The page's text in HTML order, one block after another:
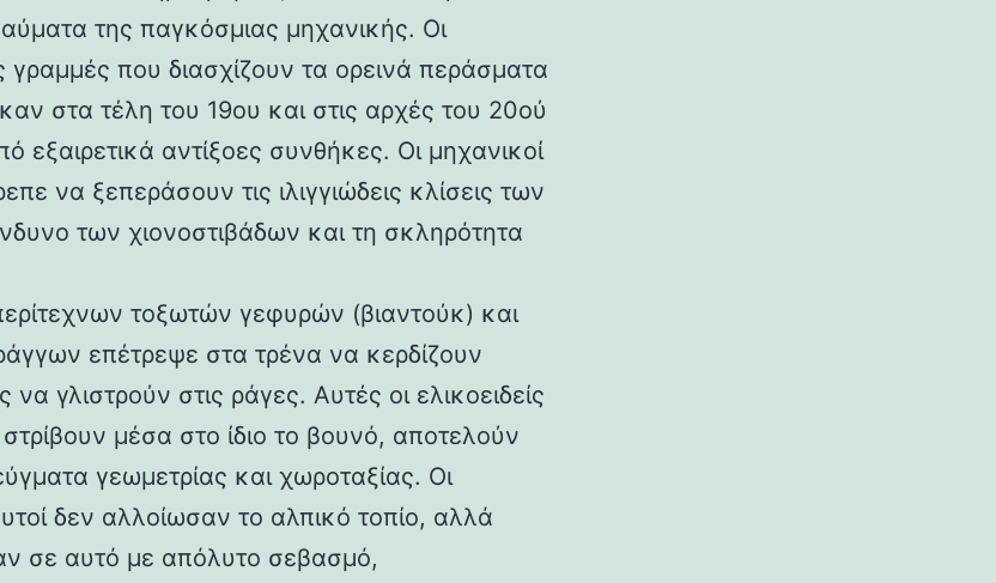
της παγκόσμιας μηχανικής. Οι
γραμμές που διασχίζουν τα ορεινά περάσματα
στα τέλη του 19ου και στις αρχές του 20ού
εξαιρετικά αντίξοες συνθήκες. Οι μηχανικοί
να ξεπεράσουν τις ιλιγγιώδεις κλίσεις των
των χιονοστιβάδων και τη σκληρότητα
τοξωτών γεφυρών (βιαντούκ) και
επέτρεψε στα τρένα να κερδίζουν
γλιστρούν στις ράγες. Αυτές οι ελικοειδείς
μέσα στο ίδιο το βουνό, αποτελούν
γεωμετρίας και χωροταξίας. Οι
δεν αλλοίωσαν το αλπικό τοπίο, αλλά
σε αυτό με απόλυτο σεβασμό,